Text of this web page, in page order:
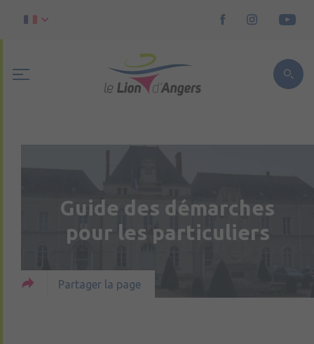
Guide des démarches
pour les particuliers
Partager la page